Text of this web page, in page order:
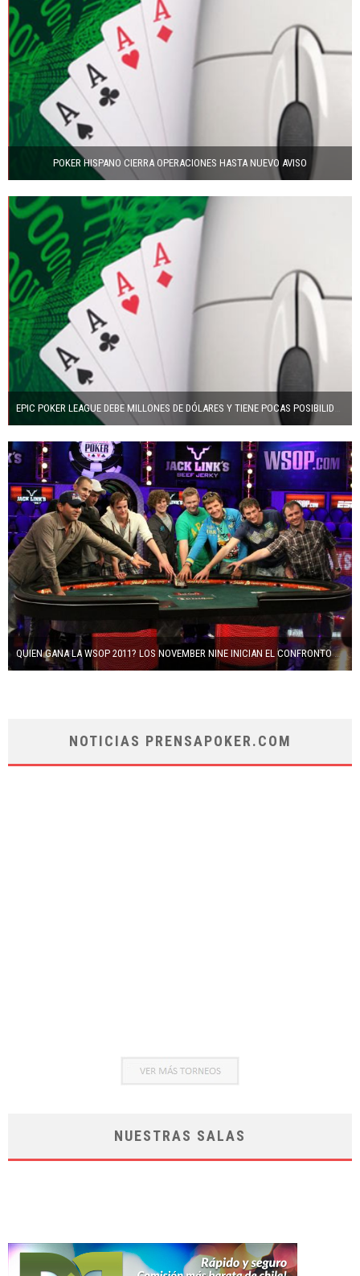
POKER HISPANO CIERRA OPERACIONES HASTA NUEVO AVISO
QUIEN GANA LA WSOP 2011? LOS NOVEMBER NINE INICIAN EL CONFRONTO ESTE FIN DE SEMANA
NOTICIAS PRENSAPOKER.COM
NUESTRAS SALAS